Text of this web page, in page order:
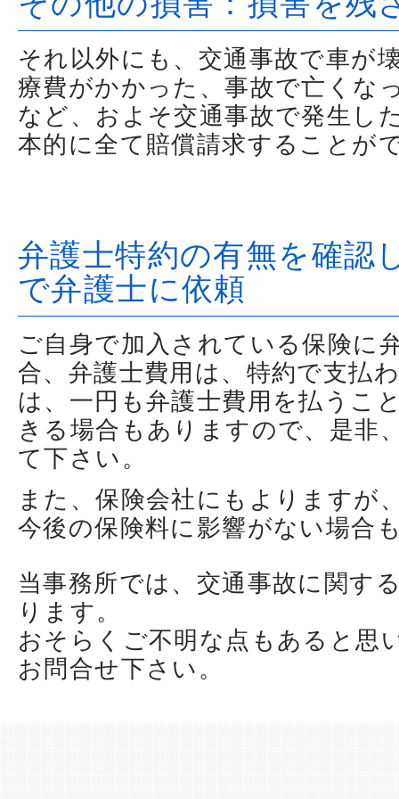
それ以外にも、交通事故で車が
療費がかかった、事故で亡くな
など、およそ交通事故で発生し
本的に全て賠償請求することが
弁護士特約の有無を確認
で弁護士に依頼
ご自身で加入されている保険に
合、弁護士費用は、特約で支払
は、一円も弁護士費用を払うこ
きる場合もありますので、是非
て下さい。
また、保険会社にもよりますが
今後の保険料に影響がない場合
当事務所では、交通事故に関す
ります。
おそらくご不明な点もあると思
お問合せ下さい。